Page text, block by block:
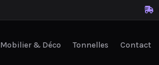
Mobilier & Déco Tonnelles Contact